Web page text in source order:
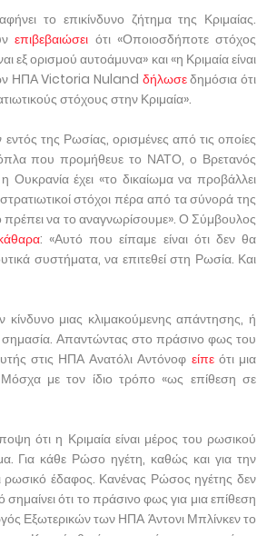
το επικίνδυνο ζήτημα της Κριμαίας.
επιβεβαιώσει ότι «Οποιοσδήποτε στόχος
εξ ορισμού αυτοάμυνα» και «η Κριμαία είναι
ΗΠΑ Victoria Nuland δήλωσεδημόσια ότι
στόχους στην Κριμαία».
της Ρωσίας, ορισμένες από τις οποίες
που προμήθευε το ΝΑΤΟ, ο Βρετανός
έχει «το δικαίωμα να προβάλλει
στόχοι πέρα ​​από τα σύνορά της
να το αναγνωρίσουμε». Ο Σύμβουλος
: «Αυτό που είπαμε είναι ότι δεν θα
συστήματα, να επιτεθεί στη Ρωσία. Και
κίνδυνο μιας κλιμακούμενης απάντησης, ή
σημασία. Απαντώντας στο πράσινο φως του
στις ΗΠΑ Ανατόλι Αντόνοφ είπεότι μια
με τον ίδιο τρόπο «ως επίθεση σε
ότι η Κριμαία είναι μέρος του ρωσικού
Για κάθε Ρώσο ηγέτη, καθώς και για την
ρωσικό έδαφος. Κανένας Ρώσος ηγέτης δεν
ότι το πράσινο φως για μια επίθεση
Εξωτερικών των ΗΠΑ Άντονι Μπλίνκεν το